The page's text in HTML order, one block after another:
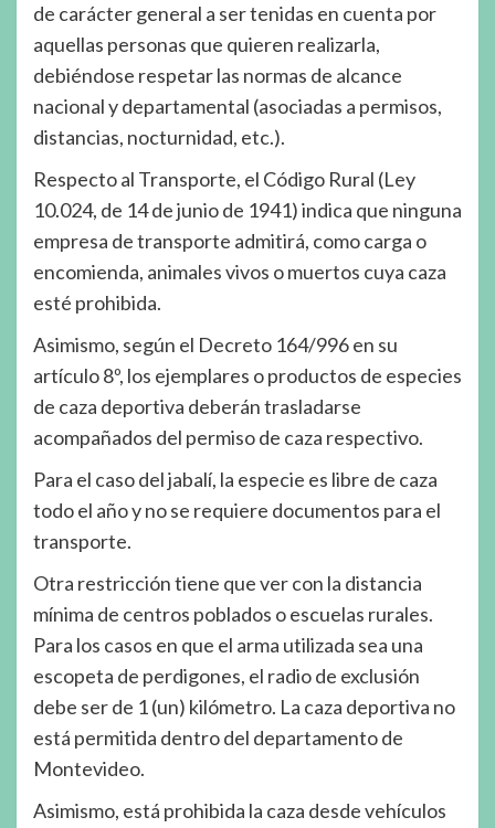
de carácter general a ser tenidas en cuenta por
aquellas personas que quieren realizarla,
debiéndose respetar las normas de alcance
nacional y departamental (asociadas a permisos,
distancias, nocturnidad, etc.).
Respecto al Transporte, el Código Rural (Ley
10.024, de 14 de junio de 1941) indica que ninguna
empresa de transporte admitirá, como carga o
encomienda, animales vivos o muertos cuya caza
esté prohibida.
Asimismo, según el Decreto 164/996 en su
artículo 8º, los ejemplares o productos de especies
de caza deportiva deberán trasladarse
acompañados del permiso de caza respectivo.
Para el caso del jabalí, la especie es libre de caza
todo el año y no se requiere documentos para el
transporte.
Otra restricción tiene que ver con la distancia
mínima de centros poblados o escuelas rurales.
Para los casos en que el arma utilizada sea una
escopeta de perdigones, el radio de exclusión
debe ser de 1 (un) kilómetro. La caza deportiva no
está permitida dentro del departamento de
Montevideo.
Asimismo, está prohibida la caza desde vehículos